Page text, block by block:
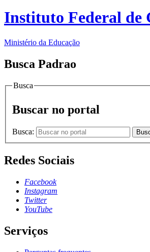
Instituto Federal de
Ministério da Educação
Busca Padrao
Busca
Buscar no portal
Busca:
Redes Sociais
Facebook
Instagram
Twitter
YouTube
Serviços